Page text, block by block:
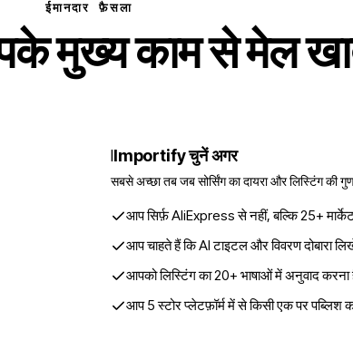
ईमानदार फ़ैसला
मुख्य काम से मेल
Importify चुनें अगर
सबसे अच्छा तब जब सोर्सिंग का दायरा और लिस्टिंग की
आप सिर्फ़ AliExpress से नहीं, बल्कि 25+
आप चाहते हैं कि AI टाइटल और विवरण दोबारा
आपको लिस्टिंग का 20+ भाषाओं में अनुवाद करना
आप 5 स्टोर प्लेटफ़ॉर्म में से किसी एक पर पब्लिश